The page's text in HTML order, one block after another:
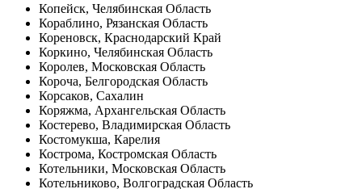
Копейск, Челябинская Область
Кораблино, Рязанская Область
Кореновск, Краснодарский Край
Коркино, Челябинская Область
Королев, Московская Область
Короча, Белгородская Область
Корсаков, Сахалин
Коряжма, Архангельская Область
Костерево, Владимирская Область
Костомукша, Карелия
Кострома, Костромская Область
Котельники, Московская Область
Котельниково, Волгоградская Область